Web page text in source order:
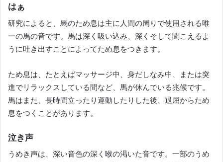
はぁ
研究によると、馬のため息は主に人間の周りで使用される唯
一の馬の音です。 馬は深く吸い込み、深くそして聞こえるよ
うに吐き出すことによってため息をつきます。
ため息は、たとえばマッサージ中、身だしなみ中、または突
進でリラックスしている間など、馬が休んでいる兆候です。
馬はまた、長時間立ったり運動したりした後、退屈からため
息をつくことがあります。
泣き声
うめき声は、深い音色の深く喉の渇いた音です。 一部のうめ